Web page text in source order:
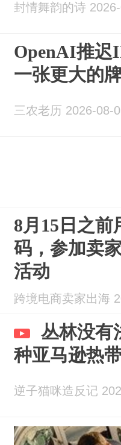
封情舞韵的诗
OpenAI推迟
一张更大的
三农老历 2026-08-
8月15日之
码，参加卖
活动
跨境电商卖家出海
丛林没有
种亚马逊热
逆子猫咪造反记